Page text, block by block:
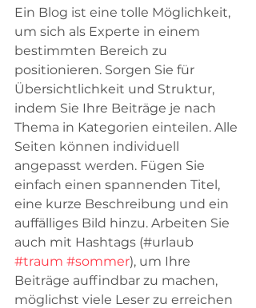
Ein Blog ist eine tolle Möglichkeit,
um sich als Experte in einem
bestimmten Bereich zu
positionieren. Sorgen Sie für
Übersichtlichkeit und Struktur,
indem Sie Ihre Beiträge je nach
Thema in Kategorien einteilen. Alle
Seiten können individuell
angepasst werden. Fügen Sie
einfach einen spannenden Titel,
eine kurze Beschreibung und ein
auffälliges Bild hinzu. Arbeiten Sie
auch mit Hashtags (#urlaub
#traum #sommer), um Ihre
Beiträge auffindbar zu machen,
möglichst viele Leser zu erreichen